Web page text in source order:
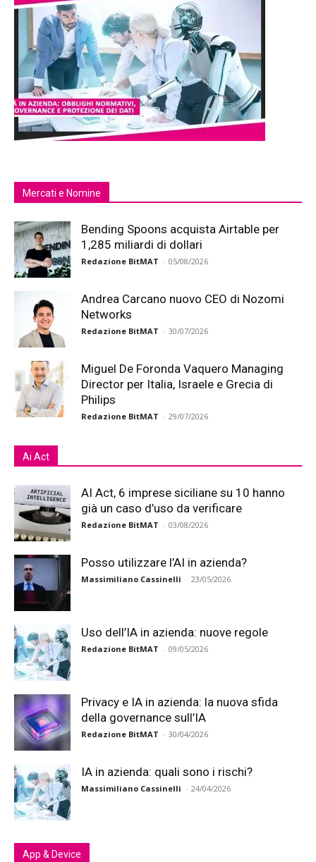
Mercati e Nomine
Bending Spoons acquista Airtable per
1,285 miliardi di dollari
Redazione BitMAT - 05/08/2026
Andrea Carcano nuovo CEO di Nozomi
Networks
Redazione BitMAT - 30/07/2026
Miguel De Foronda Vaquero Managing
Director per Italia, Israele e Grecia di
Philips
Redazione BitMAT - 29/07/2026
Ai Act
AI Act, 6 imprese siciliane su 10 hanno
già un caso d’uso da verificare
Redazione BitMAT - 03/08/2026
Posso utilizzare l’AI in azienda?
Massimiliano Cassinelli - 23/05/2026
Uso dell’IA in azienda: nuove regole
Redazione BitMAT - 09/05/2026
Privacy e IA in azienda: la nuova sfida
della governance sull’IA
Redazione BitMAT - 30/04/2026
IA in azienda: quali sono i rischi?
Massimiliano Cassinelli - 24/04/2026
App & Device